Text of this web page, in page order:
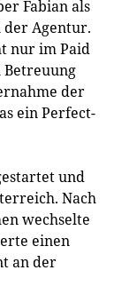
Fabian als
der Agentur.
nur im Paid
Betreuung
der
ein Perfect-
und
Nach
wechselte
einen
an der